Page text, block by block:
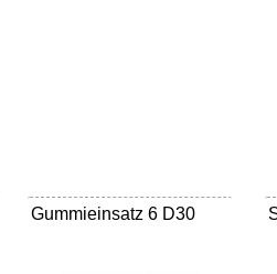
Gummieinsatz 6 D30